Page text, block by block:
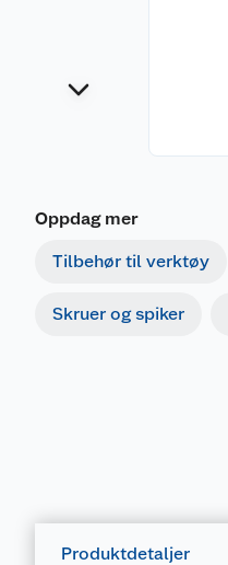
Oppdag mer
Tilbehør til verktøy
Skruer og spiker
Produktdetaljer